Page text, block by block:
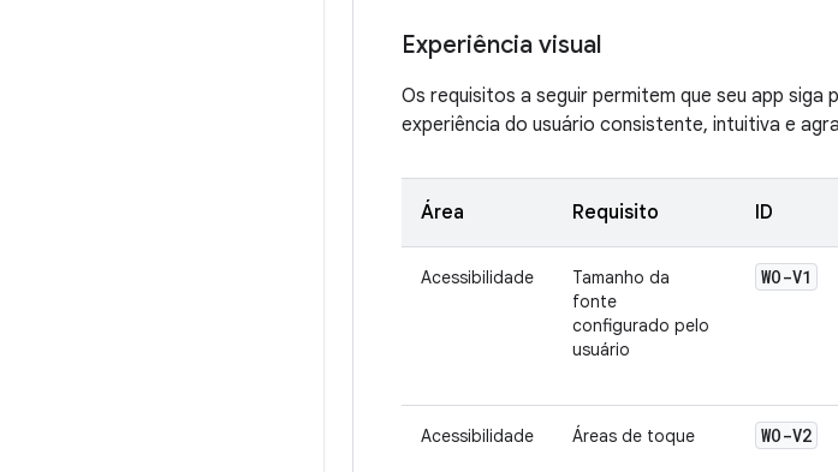
Experiência visual
Os requisitos a seguir permitem que seu app
experiência do usuário consistente, intuitiva e
Área Requisito ID
Acessibilidade
Tamanho da
fonte
configurado pelo
usuário
WO-V1
Acessibilidade Áreas de toque WO-V2